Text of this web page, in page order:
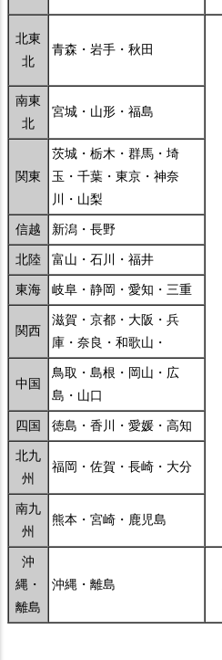
北東
北
青森・岩手・秋田
南東
北
宮城・山形・福島
関東
茨城・栃木・群馬・埼
玉・千葉・東京・神奈
川・山梨
信越 新潟・長野
北陸 富山・石川・福井
東海 岐阜・静岡・愛知・三重
関西
滋賀・京都・大阪・兵
庫・奈良・和歌山・
中国
鳥取・島根・岡山・広
島・山口
四国 徳島・香川・愛媛・高知
北九
州
福岡・佐賀・長崎・大分
南九
州
熊本・宮崎・鹿児島
沖
縄・
離島
沖縄・離島